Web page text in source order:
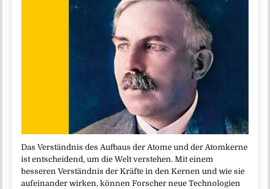
Das Verständnis des Aufbaus der Atome und der Atomkerne
ist entscheidend, um die Welt verstehen. Mit einem
besseren Verständnis der Kräfte in den Kernen und wie sie
aufeinander wirken, können Forscher neue Technologien